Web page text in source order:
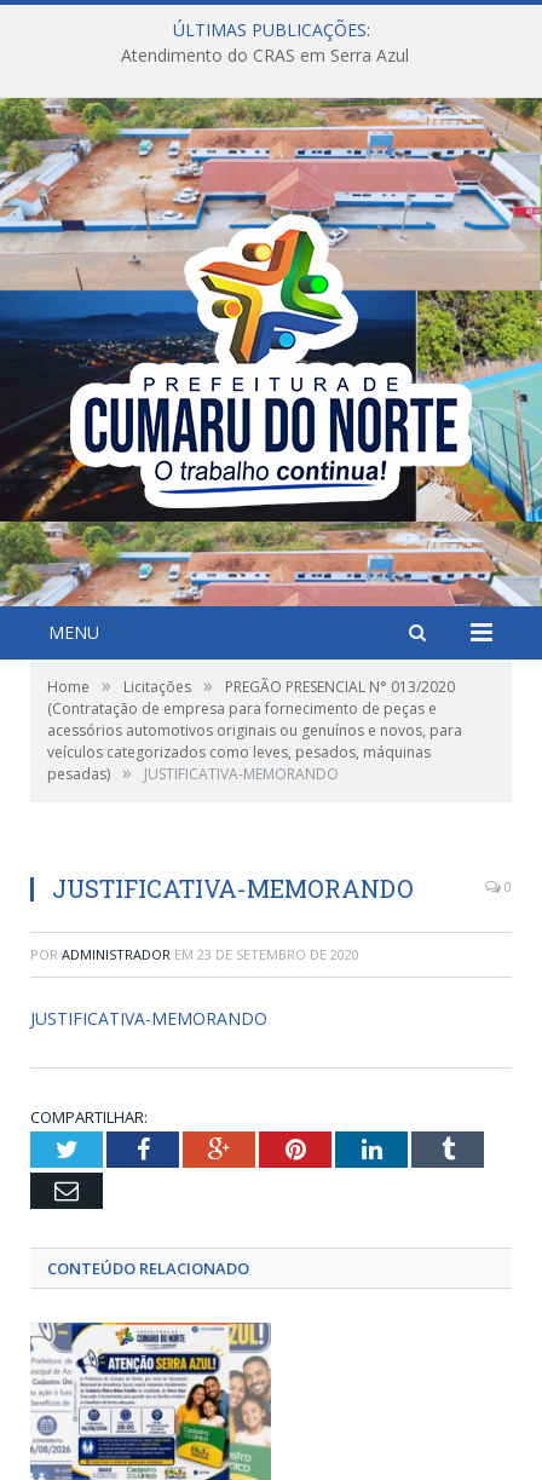
ÚLTIMAS PUBLICAÇÕES:
Atendimento do CRAS em Serra Azul
MENU
Home » Licitações »
PREGÃO PRESENCIAL N° 013/2020
(Contratação de empresa para fornecimento de peças e
acessórios automotivos originais ou genuínos e novos, para
veículos categorizados como leves, pesados, máquinas
pesadas) » JUSTIFICATIVA-MEMORANDO
JUSTIFICATIVA-MEMORANDO 0
POR ADMINISTRADOR EM 23 DE SETEMBRO DE 2020
JUSTIFICATIVA-MEMORANDO
COMPARTILHAR:
TwitterFacebookGoogle+PinterestLinkedInTumblr
Email
CONTEÚDO RELACIONADO